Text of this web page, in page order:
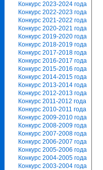
Конкурс 2023-2024 года
Конкурс 2022-2023 года
Конкурс 2021-2022 года
Конкурс 2020-2021 года
Конкурс 2019-2020 года
Конкурс 2018-2019 года
Конкурс 2017-2018 года
Конкурс 2016-2017 года
Конкурс 2015-2016 года
Конкурс 2014-2015 года
Конкурс 2013-2014 года
Конкурс 2012-2013 года
Конкурс 2011-2012 года
Конкурс 2010-2011 года
Конкурс 2009-2010 года
Конкурс 2008-2009 года
Конкурс 2007-2008 года
Конкурс 2006-2007 года
Конкурс 2005-2006 года
Конкурс 2004-2005 года
Конкурс 2003-2004 года